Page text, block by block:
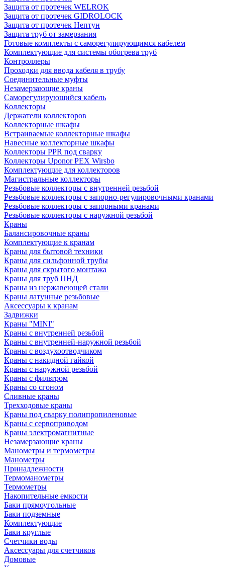
Защита от протечек WELROK
Защита от протечек GIDROLOCK
Защита от протечек Нептун
Защита труб от замерзания
Готовые комплекты с саморегулирующимся кабелем
Комплектующие для системы обогрева труб
Контроллеры
Проходки для ввода кабеля в трубу
Соединительные муфты
Незамерзающие краны
Саморегулирующийся кабель
Коллекторы
Держатели коллекторов
Коллекторные шкафы
Встраиваемые коллекторные шкафы
Навесные коллекторные шкафы
Коллекторы PPR под сварку
Коллекторы Uponor PEX Wirsbo
Комплектующие для коллекторов
Магистральные коллекторы
Резьбовые коллекторы с внутренней резьбой
Резьбовые коллекторы с запорно-регулировочными кранами
Резьбовые коллекторы с запорными кранами
Резьбовые коллекторы с наружной резьбой
Краны
Балансировочные краны
Комплектующие к кранам
Краны для бытовой техники
Краны для сильфонной трубы
Краны для скрытого монтажа
Краны для труб ПНД
Краны из нержавеющей стали
Краны латунные резьбовые
Аксессуары к кранам
Задвижки
Краны "MINI"
Краны с внутренней резьбой
Краны с внутренней-наружной резьбой
Краны с воздухоотводчиком
Краны с накидной гайкой
Краны с наружной резьбой
Краны с фильтром
Краны со сгоном
Сливные краны
Трехходовые краны
Краны под сварку полипропиленовые
Краны с сервоприводом
Краны электромагнитные
Незамерзающие краны
Манометры и термометры
Манометры
Принадлежности
Термоманометры
Термометры
Накопительные емкости
Баки прямоугольные
Баки подземные
Комплектующие
Баки круглые
Счетчики воды
Аксессуары для счетчиков
Домовые